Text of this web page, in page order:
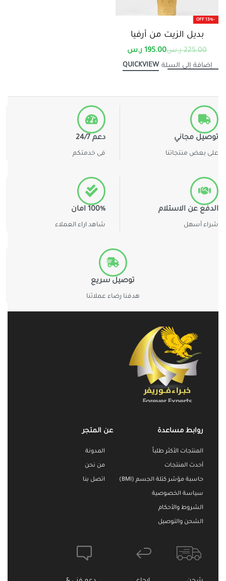
-13% OFF
بديل الزيت من أرفيا
225.00 ر.س195.00 ر.س
إضافة إلى السلة QUICKVIEW
توصيل مجاني
على بعض منتجاتنا
دعم 24/7
فى خدمتكم
الدفع عن الاستلام
شراء أسهل
100% امان
شاهد اراء العملاء
توصيل سريع
هدفنا رضاء عملائنا
روابط مساعدة
المنتجات الأكثر طلباً
أحدث المنتجات
حاسبة مؤشر كتلة الجسم (BMI)
سياسة الخصوصية
الشروط والأحكام
الشحن والتوصيل
عن المتجر
المدونة
من نحن
اتصل بنا